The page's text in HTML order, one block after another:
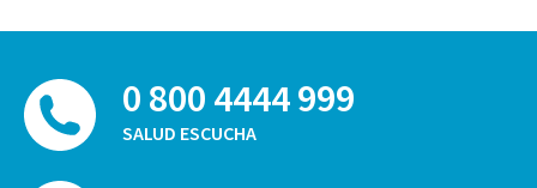
0 800 4444 999
SALUD ESCUCHA